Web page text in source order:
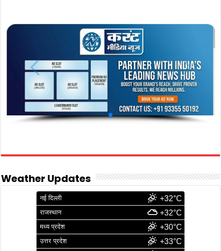
Weather Updates
नई दिल्ली +32°C
राजस्थान +32°C
मध्य प्रदेश +30°C
उत्तर प्रदेश +33°C